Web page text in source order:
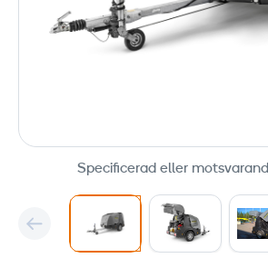
Specificerad eller